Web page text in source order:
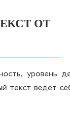
ОТ
уровень
текст ведет